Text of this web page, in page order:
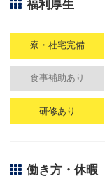
福利厚生
寮・社宅完備
食事補助あり
研修あり
働き方・休暇